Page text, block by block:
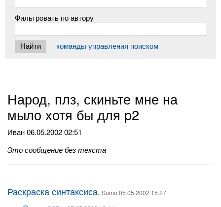
Фильтровать по автору
команды управления поиском
Народ, плз, скиньте мне на
мыло хотя бы для p2
Иван06.05.2002 02:51
Это сообщение без текста
Раскраска синтаксиса,Sumo 05.05.2002 15:27